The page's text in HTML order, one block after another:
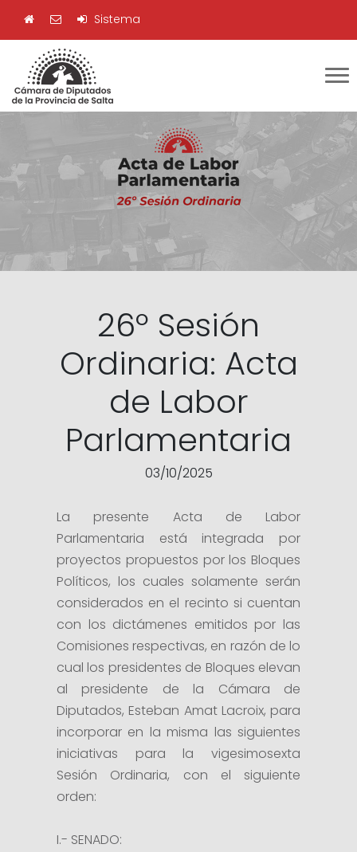
Sistema
26º Sesión
Ordinaria: Acta
de Labor
Parlamentaria
03/10/2025
La presente Acta de Labor
Parlamentaria está integrada por
proyectos propuestos por los Bloques
Políticos, los cuales solamente serán
considerados en el recinto si cuentan
con los dictámenes emitidos por las
Comisiones respectivas, en razón de lo
cual los presidentes de Bloques elevan
al presidente de la Cámara de
Diputados, Esteban Amat Lacroix, para
incorporar en la misma las siguientes
iniciativas para la vigesimosexta
Sesión Ordinaria, con el siguiente
orden:
I.- SENADO: